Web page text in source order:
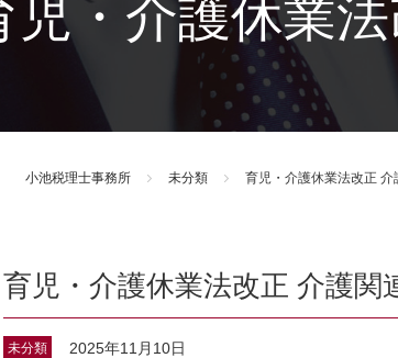
児・介護休業
小池税理士事務所 未分類 育児・介護休業法改正 介
育児・介護休業法改正 介護関
未分類 2025年11月10日